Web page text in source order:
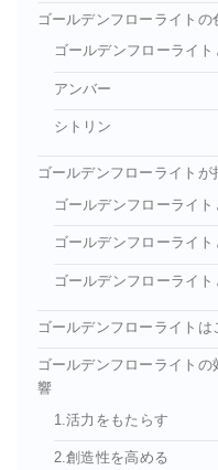
ゴールデンフローライト
ゴールデンフローライ
アンバー
シトリン
ゴールデンフローライト
ゴールデンフローライト
ゴールデンフローライ
ゴールデンフローライト
ゴールデンフローライトは
ゴールデンフローライト
響
1.活力をもたらす
2.創造性を高める